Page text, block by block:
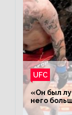
UFC
«Он был
него
о